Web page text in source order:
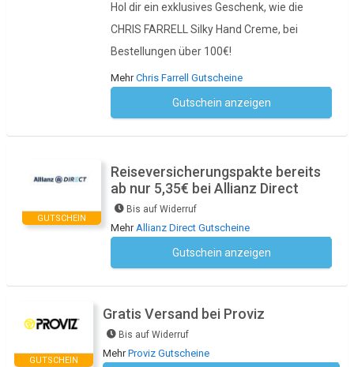
Hol dir ein exklusives Geschenk, wie die
CHRIS FARRELL Silky Hand Creme, bei
Bestellungen über 100€!
MehrChris Farrell Gutscheine
Gutschein anzeigen
GUTSCHEIN
Reiseversicherungspakte bereits
ab nur 5,35€ bei Allianz Direct
Bis auf Widerruf
MehrAllianz Direct Gutscheine
Gutschein anzeigen
GUTSCHEIN
Gratis Versand bei Proviz
Bis auf Widerruf
MehrProviz Gutscheine